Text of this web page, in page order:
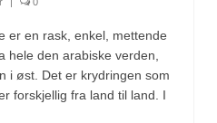
er en rask, enkel, mettende
hele den arabiske verden,
i øst. Det er krydringen som
forskjellig fra land til land. I